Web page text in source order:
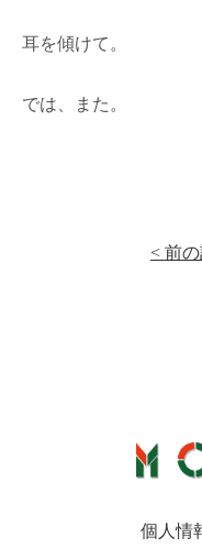
耳を傾けて。
では、また。
< 前
個人情